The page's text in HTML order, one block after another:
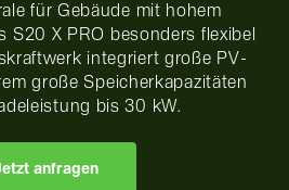
für Gebäude mit hohem
S20 X PRO besonders flexibel
integriert große PV-
große Speicherkapazitäten
bis 30 kW.
anfragen